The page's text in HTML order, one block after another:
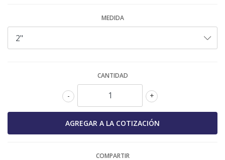
MEDIDA
CANTIDAD
+
-
COMPARTIR